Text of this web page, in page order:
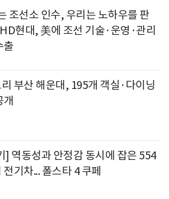
조선소 인수, 우리는 노하우를 판
현대, 美에 조선 기술·운영·관리
출
부산 해운대, 195개 객실·다이닝
개
] 역동성과 안정감 동시에 잡은 554
전기차... 폴스타 4 쿠페